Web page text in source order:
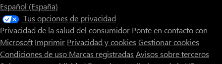
Español (España)
Tus opciones de privacidad
Privacidad de la salud del consumidor Ponte en contacto con
Microsoft Imprimir Privacidad y cookies Gestionar cookies
Condiciones de uso Marcas registradas Avisos sobre terceros